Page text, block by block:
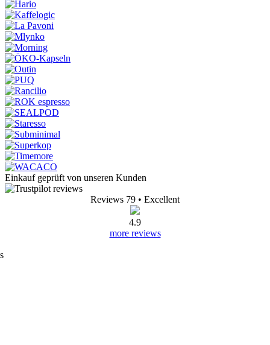
Einkauf geprüft von unseren Kunden
Reviews 79 • Excellent
4.9
more reviews